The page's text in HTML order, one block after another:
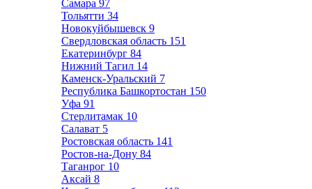
Самара 97
Тольятти 34
Новокуйбышевск 9
Свердловская область 151
Екатеринбург 84
Нижний Тагил 14
Каменск-Уральский 7
Республика Башкортостан 150
Уфа 91
Стерлитамак 10
Салават 5
Ростовская область 141
Ростов-на-Дону 84
Таганрог 10
Аксай 8